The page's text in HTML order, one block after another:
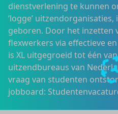
dienstverlening te kunnen
‘logge’ uitzendorganisaties,
geboren. Door het inzetten
flexwerkers via effectieve
is XL uitgegroeid tot één
uitzendbureaus van
vraag van studenten
jobboard: